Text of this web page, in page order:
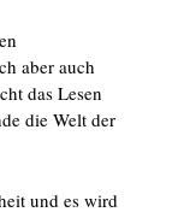
aber auch
das Lesen
die Welt der
und es wird